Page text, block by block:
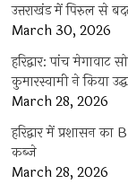
उत्तराखंड में पिरुल से
March 30, 2026
हरिद्वार: पांच मेगावाट
कुमारस्वामी ने किया
March 28, 2026
हरिद्वार में प्रशासन
कब्जे
March 28, 2026